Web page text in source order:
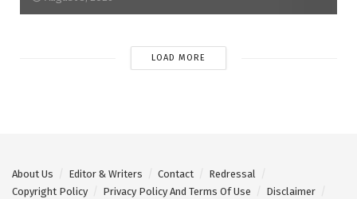
LOAD MORE
About Us Editor & Writers Contact
Redressal
Copyright Policy
Privacy Policy And Terms Of Use
Disclaimer